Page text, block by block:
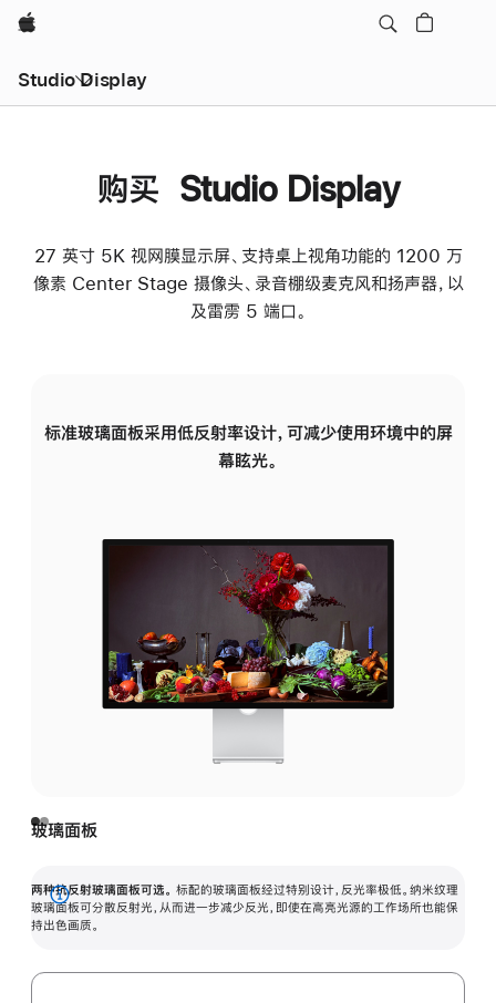
Apple
Studio Display
购买 Studio Display
27 英寸 5K 视网膜显示屏、支持桌上视角功能的 1200 万
像素 Center Stage 摄像头、录音棚级麦克风和扬声器，以
及雷雳 5 端口。
标准玻璃面板采用低反射率设计，可减少使用环境中的屏
幕眩光。
玻璃面板
两种抗反射玻璃面板可选。 标配的玻璃面板经过特别设计，反光率极低。纳米纹理
玻璃面板可分散反射光，从而进一步减少反光，即使在高亮光源的工作场所也能保
持出色画质。
展
开